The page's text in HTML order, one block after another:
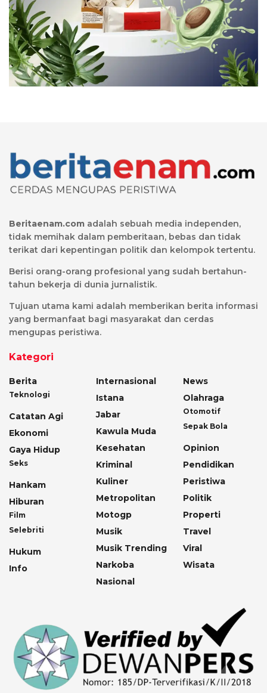
Beritaenam.com adalah sebuah media independen,
tidak memihak dalam pemberitaan, bebas dan tidak
terikat dari kepentingan politik dan kelompok tertentu.
Berisi orang-orang profesional yang sudah bertahun-
tahun bekerja di dunia jurnalistik.
Tujuan utama kami adalah memberikan berita informasi
yang bermanfaat bagi masyarakat dan cerdas
mengupas peristiwa.
Kategori
Berita
Teknologi
Catatan Agi
Ekonomi
Gaya Hidup
Seks
Hankam
Hiburan
Film
Selebriti
Hukum
Info
Internasional
Istana
Jabar
Kawula Muda
Kesehatan
Kriminal
Kuliner
Metropolitan
Motogp
Musik
Musik Trending
Narkoba
Nasional
News
Olahraga
Otomotif
Sepak Bola
Opinion
Pendidikan
Peristiwa
Politik
Properti
Travel
Viral
Wisata